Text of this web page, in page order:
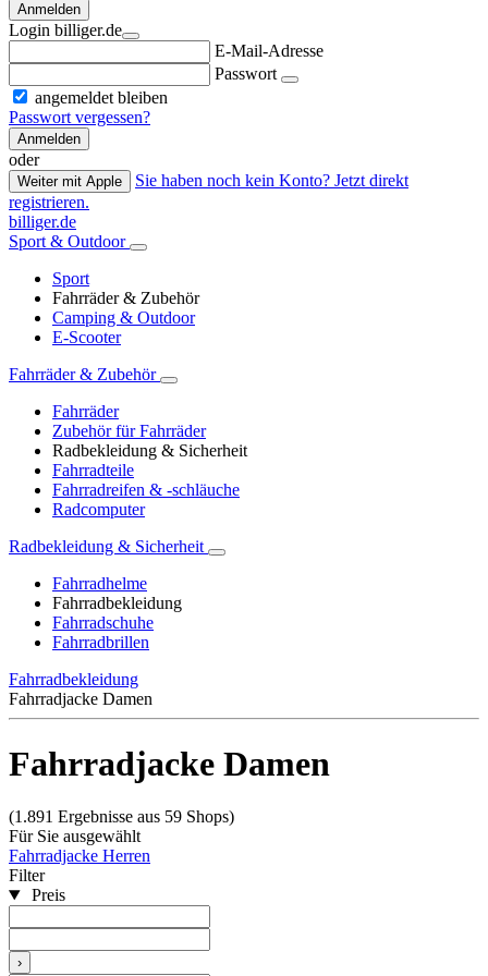
Anmelden
Login billiger.de
E-Mail-Adresse
Passwort
angemeldet bleiben
Passwort vergessen?
Anmelden
oder
Weiter mit Apple
Sie haben noch kein Konto? Jetzt direkt
registrieren.
billiger.de
Sport & Outdoor
Sport
Fahrräder & Zubehör
Camping & Outdoor
E-Scooter
Fahrräder & Zubehör
Fahrräder
Zubehör für Fahrräder
Radbekleidung & Sicherheit
Fahrradteile
Fahrradreifen & -schläuche
Radcomputer
Radbekleidung & Sicherheit
Fahrradhelme
Fahrradbekleidung
Fahrradschuhe
Fahrradbrillen
Fahrradbekleidung
Fahrradjacke Damen
Fahrradjacke Damen
(1.891 Ergebnisse aus 59 Shops)
Für Sie ausgewählt
Fahrradjacke Herren
Filter
Preis
›